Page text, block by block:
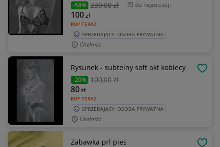
-58% 239,00 zł do negocjacji
KUP TERAZ
100zł
SPRZEDAJĄCY: OSOBA PRYWATNA
Chełmża
Rysunek - subtelny soft akt kobiecy
-20% 100,00 zł
KUP TERAZ
80zł
SPRZEDAJĄCY: OSOBA PRYWATNA
Chełmża
Zabawka prl pies